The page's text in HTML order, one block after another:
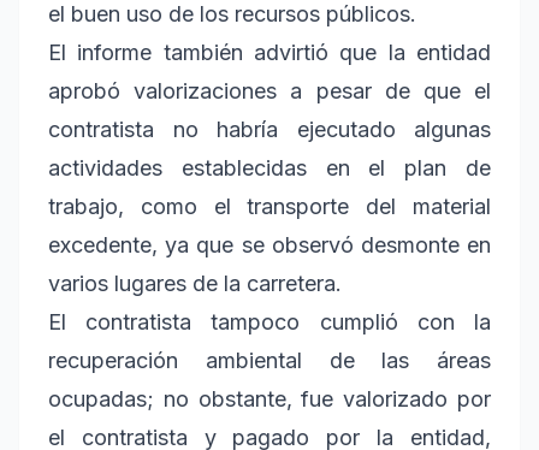
el buen uso de los recursos públicos.
El informe también advirtió que la entidad
aprobó valorizaciones a pesar de que el
contratista no habría ejecutado algunas
actividades establecidas en el plan de
trabajo, como el transporte del material
excedente, ya que se observó desmonte en
varios lugares de la carretera.
El contratista tampoco cumplió con la
recuperación ambiental de las áreas
ocupadas; no obstante, fue valorizado por
el contratista y pagado por la entidad,